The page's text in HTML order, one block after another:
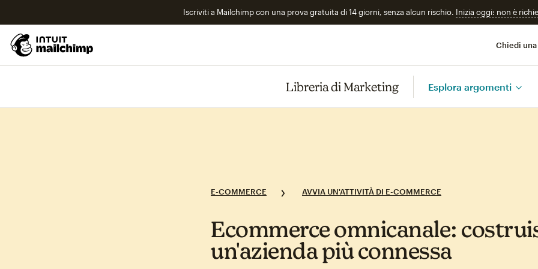
Iscriviti a Mailchimp con una prova gratuita di 14 giorni, senza alcun rischio. Inizia oggi: non è
Chiedi
Libreria di Marketing Esplora argomenti
E-COMMERCE AVVIA UN'ATTIVITÀ DI E-COMMERCE
Ecommerce omnicanale:
un'azienda più connessa